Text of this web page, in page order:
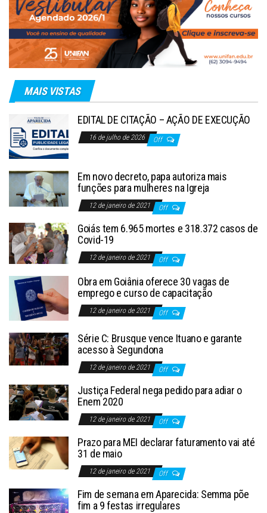
MAIS VISTAS
EDITAL DE CITAÇÃO – AÇÃO DE EXECUÇÃO
16 de julho de 2026 Off
Em novo decreto, papa autoriza mais
funções para mulheres na Igreja
12 de janeiro de 2021 Off
Goiás tem 6.965 mortes e 318.372 casos de
Covid-19
12 de janeiro de 2021 Off
Obra em Goiânia oferece 30 vagas de
emprego e curso de capacitação
12 de janeiro de 2021 Off
Série C: Brusque vence Ituano e garante
acesso à Segundona
12 de janeiro de 2021 Off
Justiça Federal nega pedido para adiar o
Enem 2020
12 de janeiro de 2021 Off
Prazo para MEI declarar faturamento vai até
31 de maio
12 de janeiro de 2021 Off
Fim de semana em Aparecida: Semma põe
fim a 9 festas irregulares